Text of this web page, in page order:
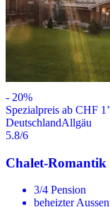
- 20%
Spezialpreis ab CHF
DeutschlandAllgäu
5.8/6
Chalet-Romantik
3/4 Pension
beheizter